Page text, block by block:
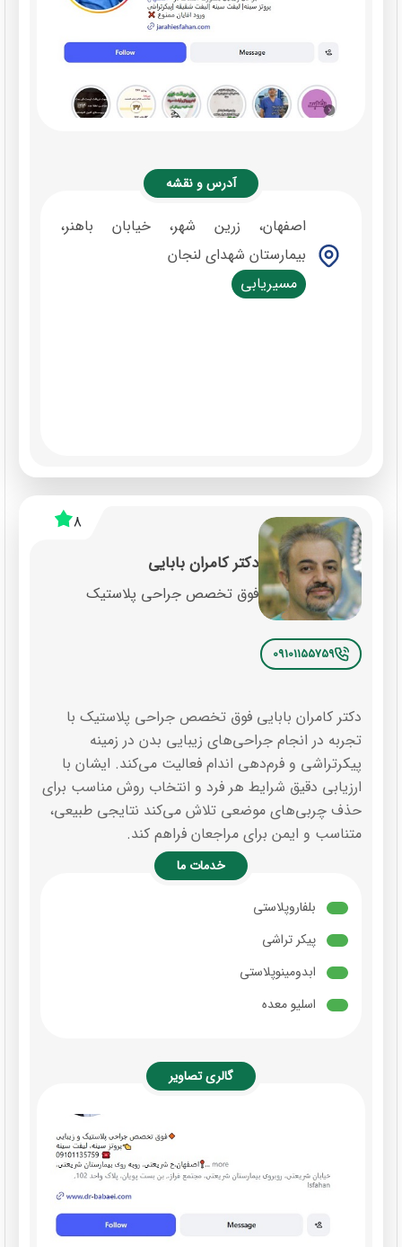
آدرس و نقشه
اصفهان، زرین شهر، خیابان باهنر،
بیمارستان شهدای لنجان
مسیریابی
8
دکتر کامران بابایی
فوق تخصص جراحی پلاستیک
09101155759
دکتر کامران بابایی فوق تخصص جراحی پلاستیک با
تجربه در انجام جراحی‌های زیبایی بدن در زمینه
پیکرتراشی و فرم‌دهی اندام فعالیت می‌کند. ایشان با
ارزیابی دقیق شرایط هر فرد و انتخاب روش مناسب برای
حذف چربی‌های موضعی تلاش می‌کند نتایجی طبیعی،
متناسب و ایمن برای مراجعان فراهم کند.
خدمات ما
بلفاروپلاستی
پیکر تراشی
ابدومینوپلاستی
اسلیو معده
گالری تصاویر